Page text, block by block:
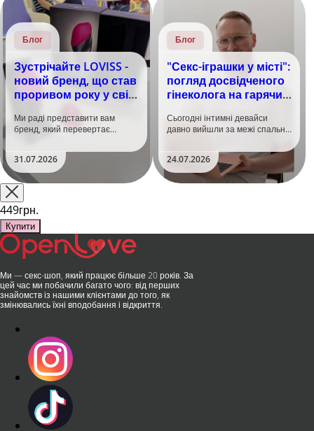
Блог
Зустрічайте LOVISS -
новий бренд, що став
проривом року у світі
Ми раді представити вам
бренд, який перевертає
та вже встиг стати сенсацією
на міжнародній виставці API
Shanghai-2026!​LOVISS - це
поєднання унікальної естетики
та бездога..
31.07.2026
Блог
"Секс-іграшки у місті":
погляд досвідченого
гінеколога на гарячий
Сьогодні інтимні девайси
давно вийшли за межі спальні.
безшумні моторчики та
стильний дизайн перетворили
їх на гаджет, який багато хто
використовує, тестує у
24.07.2026
449грн.
Купити
Ми — секс-шоп, який працює більше 20 років. За
цей час ми побачили багато чого: від перших
знайомств із нашими клієнтами до того, як
змінювались їхні вподобання і відкриття.